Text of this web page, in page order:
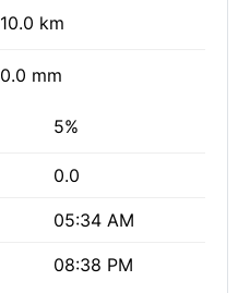
10.0 km
0.0 mm
5%
0.0
05:34 AM
08:38 PM